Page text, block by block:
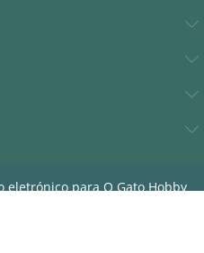
eletrónico para O Gato Hobby